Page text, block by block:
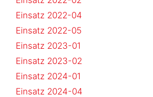
Einsatz 2022-04
Einsatz 2022-05
Einsatz 2023-01
Einsatz 2023-02
Einsatz 2024-01
Einsatz 2024-04